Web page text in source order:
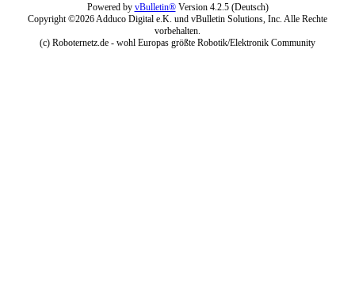
Powered by vBulletin®Version 4.2.5 (Deutsch)
Copyright ©2026 Adduco Digital e.K. und vBulletin Solutions, Inc. Alle Rechte
vorbehalten.
(c) Roboternetz.de - wohl Europas größte Robotik/Elektronik Community